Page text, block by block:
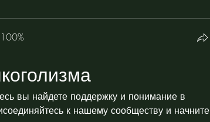
вы найдете поддержку и понимание в
к нашему сообществу и начните